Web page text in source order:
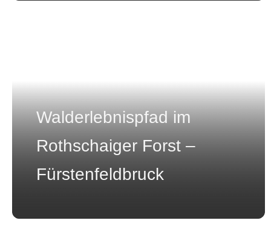
Walderlebnispfad im
Rothschaiger Forst –
Fürstenfeldbruck